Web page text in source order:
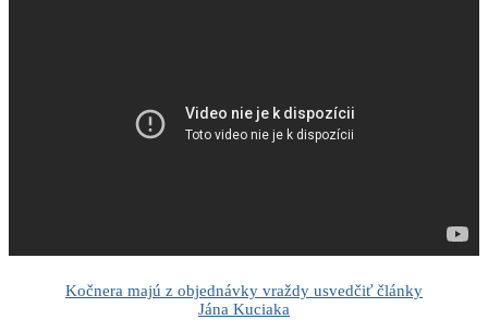
Kočnera majú z objednávky vraždy usvedčiť články
Jána Kuciaka